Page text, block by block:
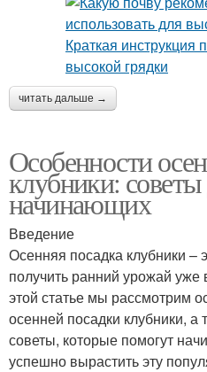
читать дальше →
Особенности
клубники:
начинающих
Введение
Осенняя посадка клубники –
получить ранний урожай
этой статье мы рассмотрим
осенней посадки клубники, а
советы, которые помогут
успешно вырастить эту